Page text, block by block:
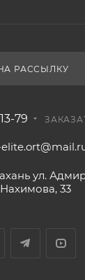
РАССЫЛКУ
79
ул.
Нахимова, 33